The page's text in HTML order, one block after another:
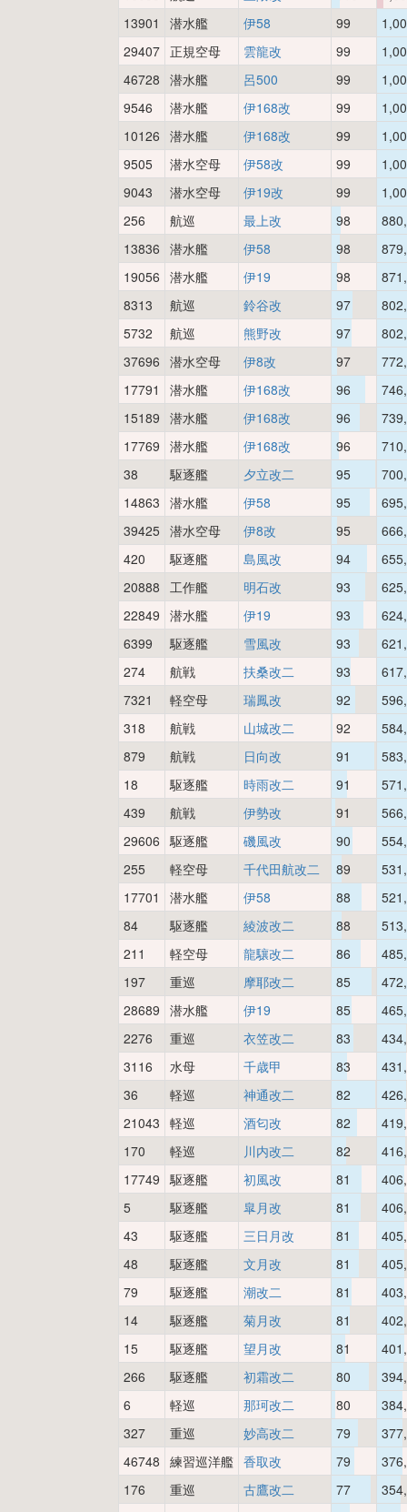
13901
潜水艦 伊58 99
29407 正規空母 雲龍改 99
46728 潜水艦 呂500 99
9546
潜水艦 伊168改 99
10126 潜水艦 伊168改 99
9505
潜水空母 伊58改 99
9043
潜水空母 伊19改 99
256
航巡 最上改 98
13836 潜水艦 伊58 98
19056 潜水艦 伊19 98
8313
航巡 鈴谷改 97
5732
航巡 熊野改 97
37696 潜水空母 伊8改 97
17791
潜水艦 伊168改 96
15189 潜水艦 伊168改 96
17769 潜水艦 伊168改 96
38
駆逐艦 夕立改二 95
14863 潜水艦 伊58 95
39425 潜水空母 伊8改 95
420
駆逐艦 島風改 94
20888 工作艦 明石改 93
22849 潜水艦 伊19 93
6399
駆逐艦 雪風改 93
274
航戦 扶桑改二 93
7321
軽空母 瑞鳳改 92
318
航戦 山城改二 92
879
航戦 日向改 91
18
駆逐艦 時雨改二 91
439
航戦 伊勢改 91
29606 駆逐艦 磯風改 90
255
軽空母 千代田航改二 89
17701
潜水艦 伊58 88
84
駆逐艦 綾波改二 88
211
軽空母 龍驤改二 86
197
重巡 摩耶改二 85
28689 潜水艦 伊19 85
2276
重巡 衣笠改二 83
3116
水母 千歳甲 83
36
軽巡 神通改二 82
21043 軽巡 酒匂改 82
170
軽巡 川内改二 82
17749 駆逐艦 初風改 81
5
駆逐艦 皐月改 81
43
駆逐艦 三日月改 81
48
駆逐艦 文月改 81
79
駆逐艦 潮改二 81
14
駆逐艦 菊月改 81
15
駆逐艦 望月改 81
266
駆逐艦 初霜改二 80
6
軽巡 那珂改二 80
327
重巡 妙高改二 79
46748 練習巡洋艦 香取改 79
176
重巡 古鷹改二 77